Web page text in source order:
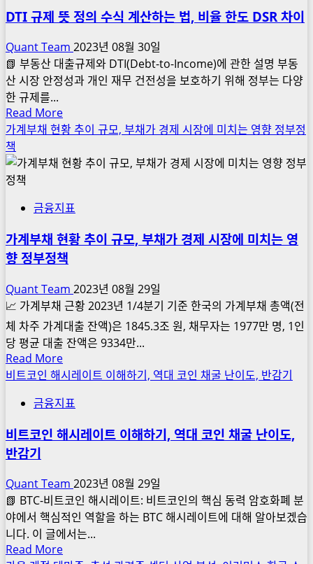
관
주
시
장
석,
장
점
이
분
석,
뜻
의
규
목
수
차
이
이
해
하
기
DTI 규제 뜻 정의 수식 계산하는 법, 비율 한도 DSR 차이
Quant Team 2023년 08월 30일
📗 부동산 대출규제와 DTI(Debt-to-Income)에 관한 설명 부동
산 시장 안정성과 개인 재무 건전성을 보호하기 위해 정부는 다양
한 규제를...
Read MoreRead
more
DTI
뜻
의
수
계
산
하
는
법,
비
율
한
도
DSR
가계부채 현황 추이 규모, 부채가 경제 시장에 미치는 영향 정부정
책
금융지표
가계부채 현황 추이 규모, 부채가 경제 시장에 미치는 영
향 정부정책
Quant Team 2023년 08월 29일
📈 가계부채 근황 2023년 1/4분기 기준 한국의 가계부채 총액(전
체 차주 가계대출 잔액)은 1845.3조 원, 채무자는 1977만 명, 1인
당 평균 대출 잔액은 9334만...
Read MoreRead
more
가
부
황
추
이
규
모,
비트코인 해시레이트 이해하기, 역대 코인 채굴 난이도, 반감기
금융지표
비트코인 해시레이트 이해하기, 역대 코인 채굴 난이도,
반감기
Quant Team 2023년 08월 29일
📗 BTC-비트코인 해시레이트: 비트코인의 핵심 동력 암호화폐 분
야에서 핵심적인 역할을 하는 BTC 해시레이트에 대해 알아보겠습
니다. 이 글에서는...
Read MoreRead